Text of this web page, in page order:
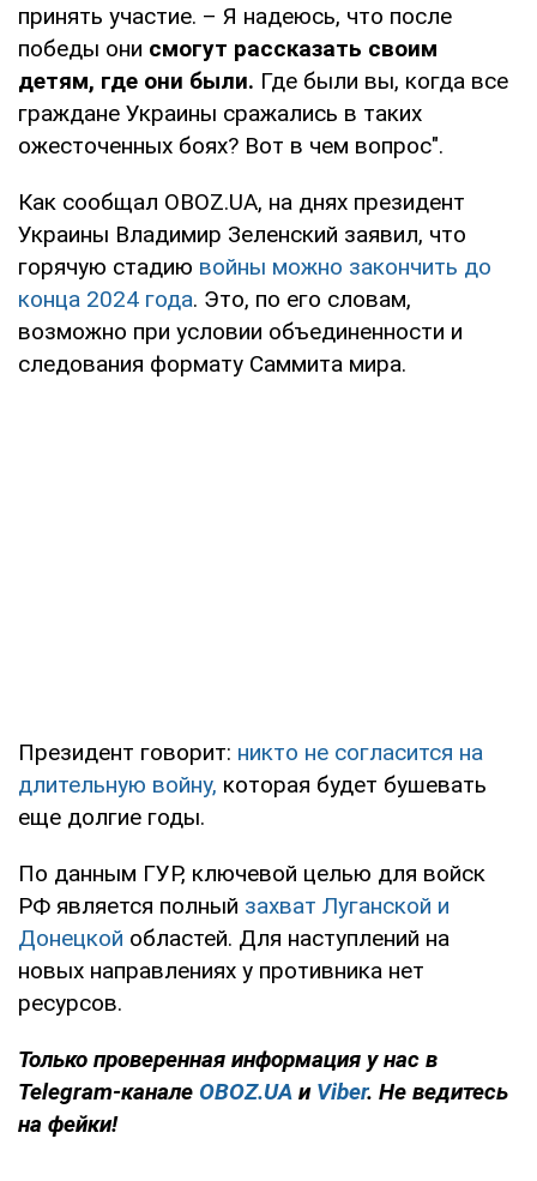
принять участие. – Я надеюсь, что после
победы они смогут рассказать своим
детям, где они были. Где были вы, когда все
граждане Украины сражались в таких
ожесточенных боях? Вот в чем вопрос".
Как сообщал OBOZ.UA, на днях президент
Украины Владимир Зеленский заявил, что
горячую стадию войны можно закончить до
конца 2024 года. Это, по его словам,
возможно при условии объединенности и
следования формату Саммита мира.
Президент говорит: никто не согласится на
длительную войну, которая будет бушевать
еще долгие годы.
По данным ГУР, ключевой целью для войск
РФ является полный захват Луганской и
Донецкой областей. Для наступлений на
новых направлениях у противника нет
ресурсов.
Только проверенная информация у нас в
Telegram-канале OBOZ.UA и Viber. Не ведитесь
на фейки!